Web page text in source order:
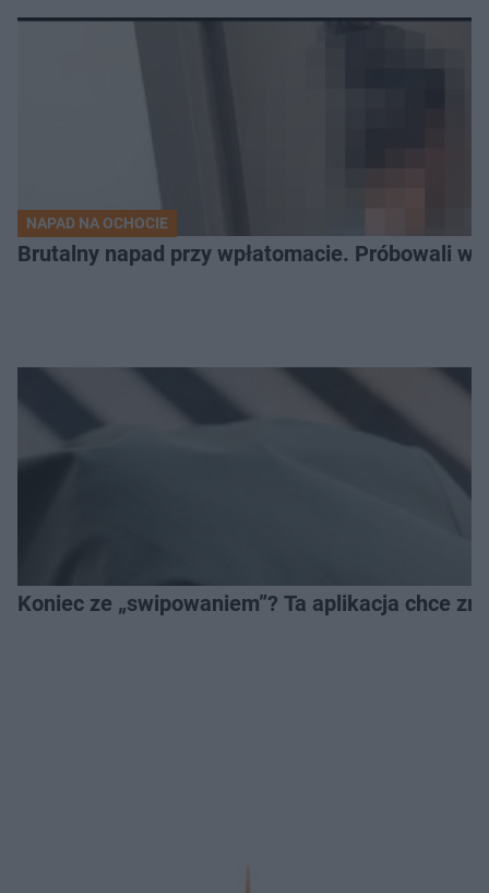
NAPAD NA OCHOCIE
Brutalny napad przy wpłatomacie. Próbowali
Koniec ze „swipowaniem”? Ta aplikacja chce